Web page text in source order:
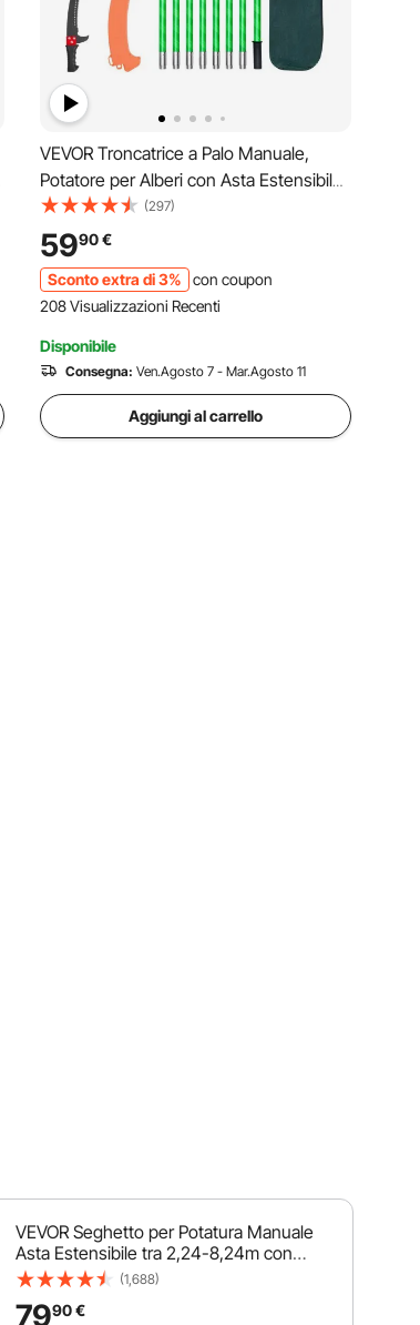
VEVOR Troncatrice a Palo Manuale,
Potatore per Alberi con Asta Estensibile
da 118 a 809,3 cm in Fibra di Vetro
Leggera, Lama Affilata in Acciaio da 65
Mn, a Doppio Gancio per Palme e
Arbusti
(297)
5990€
Sconto extra di 3%
con coupon
208 Visualizzazioni Recenti
Disponibile
Consegna: Ven.Agosto 7 - Mar.Agosto 11
Aggiungi al carrello
VEVOR Seghetto per Potatura Manuale
Asta Estensibile tra 2,24-8,24m con
Borsa per Tagliare Segare Rami Boschi
5,1kg Palo Estensibile in Fibra di Vetro
(1,688)
7990€